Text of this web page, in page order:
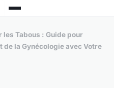
les Tabous : Guide pour
de la Gynécologie avec Votre